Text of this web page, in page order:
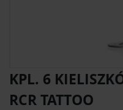
KPL. 6
RCR TATTOO